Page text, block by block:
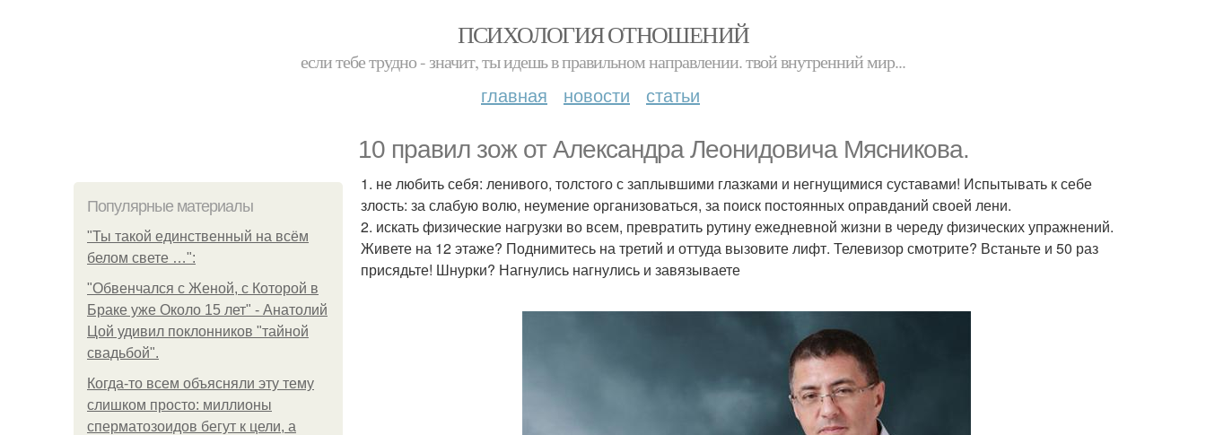
ПСИХОЛОГИЯ ОТНОШЕНИЙ
если тебе трудно - значит, ты идешь в правильном направлении. твой внутренний мир...
главная новости статьи
10 правил зож от Александра Леонидовича Мясникова.
Популярные материалы
"Ты такой единственный на всём
белом свете …":
"Обвенчался с Женой, с Которой в
Браке уже Около 15 лет" - Анатолий
Цой удивил поклонников "тайной
свадьбой".
Когда-то всем объясняли эту тему
слишком просто: миллионы
сперматозоидов бегут к цели, а
1. не любить себя: ленивого, толстого с заплывшими глазками и негнущимися суставами! Испытывать к себе
злость: за слабую волю, неумение организоваться, за поиск постоянных оправданий своей лени.
2. искать физические нагрузки во всем, превратить рутину ежедневной жизни в череду физических упражнений.
Живете на 12 этаже? Поднимитесь на третий и оттуда вызовите лифт. Телевизор смотрите? Встаньте и 50 раз
присядьте! Шнурки? Нагнулись нагнулись и завязываете